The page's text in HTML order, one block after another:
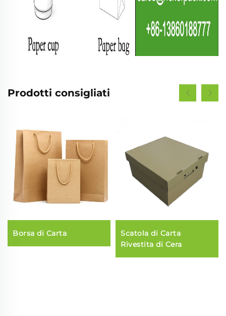
Prodotti consigliati
Borsa di Carta
Scatola di Carta
Rivestita di Cera